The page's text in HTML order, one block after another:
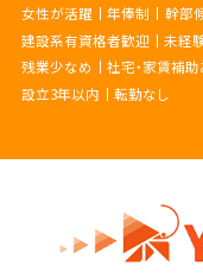
女性が活躍
年俸制 幹部
建設系有資格者歓迎
未経
残業少なめ
社宅・家賃補助
設立3年以内
転勤なし